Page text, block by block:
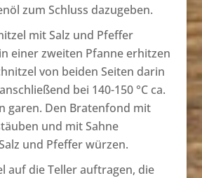
zum Schluss dazugeben.
mit Salz und Pfeffer
einer zweiten Pfanne erhitzen
von beiden Seiten darin
bei 140-150 °C ca.
garen. Den Bratenfond mit
und mit Sahne
und Pfeffer würzen.
auf die Teller auftragen, die